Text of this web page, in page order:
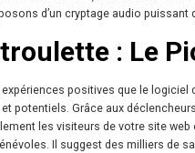
d’un cryptage audio puissant
: Le
positives que le logiciel
potentiels. Grâce aux
les visiteurs de votre site
Il suggest des milliers de